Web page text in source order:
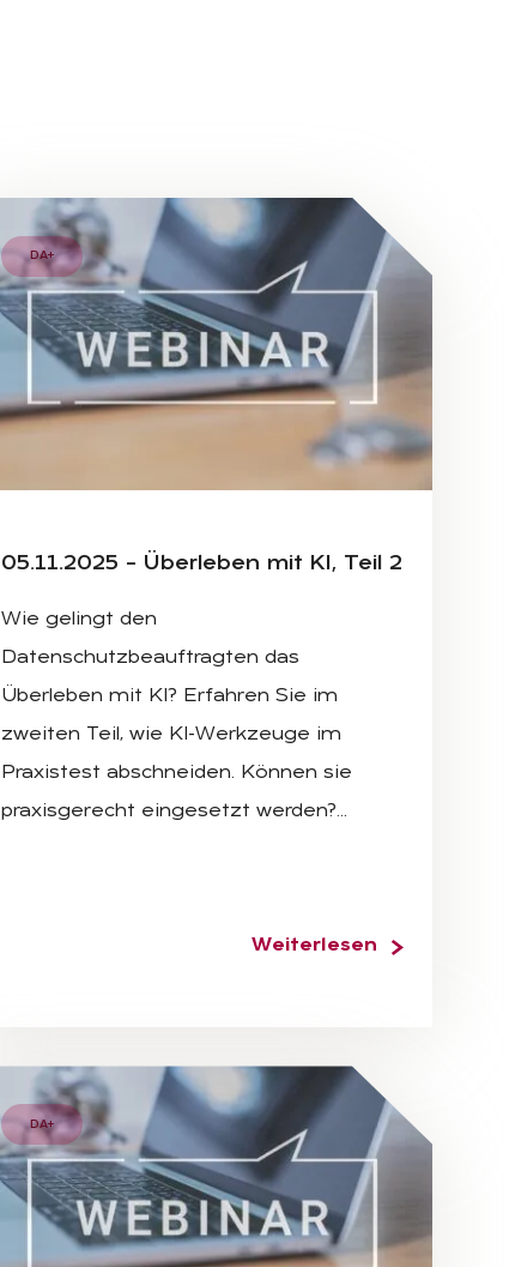
DA+
05.11.2025 – Über­le­ben mit KI, Teil 2
Wie gelingt den
Datenschutzbeauftragten das
Überleben mit KI? Erfahren Sie im
zweiten Teil, wie KI-Werkzeuge im
Praxistest abschneiden. Können sie
praxisgerecht eingesetzt werden?…
Weiterlesen
DA+